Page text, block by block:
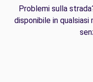
Problemi sulla
disponibile in